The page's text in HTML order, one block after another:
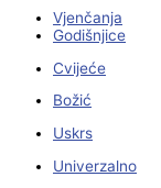
Vjenčanja
Godišnjice
Cvijeće
Božić
Uskrs
Univerzalno